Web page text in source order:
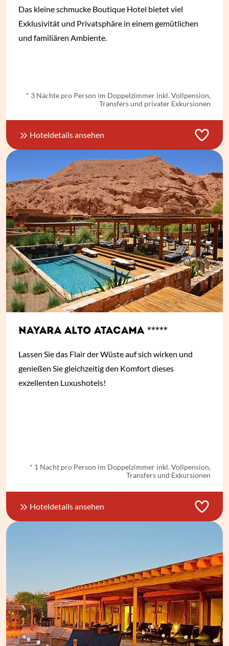
Das kleine schmucke Boutique Hotel bietet viel
Exklusivität und Privatsphäre in einem gemütlichen
und familiären Ambiente.
* 3 Nächte pro Person im Doppelzimmer inkl. Vollpension,
Transfers und privater Exkursionen
Hoteldetails ansehen
NAYARA ALTO ATACAMA *****
Lassen Sie das Flair der Wüste auf sich wirken und
genießen Sie gleichzeitig den Komfort dieses
exzellenten Luxushotels!
* 1 Nacht pro Person im Doppelzimmer inkl. Vollpension,
Transfers und Exkursionen
Hoteldetails ansehen